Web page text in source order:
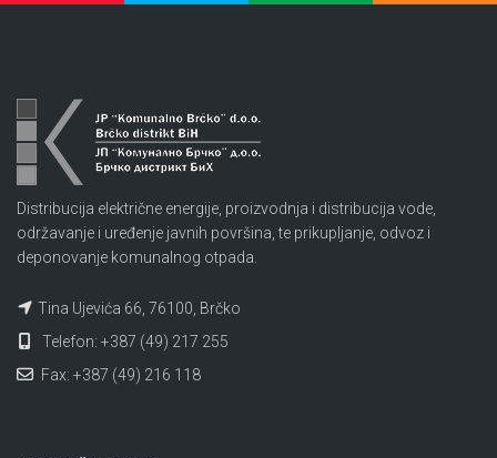
Distribucija električne energije, proizvodnja i distribucija vode,
održavanje i uređenje javnih površina, te prikupljanje, odvoz i
deponovanje komunalnog otpada.
Tina Ujevića 66, 76100, Brčko
Telefon: +387 (49) 217 255
Fax: +387 (49) 216 118